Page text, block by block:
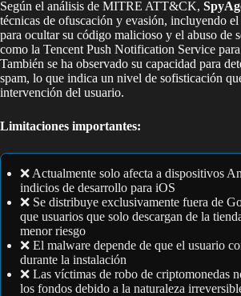
Según el análisis de MITRE ATT&CK,
técnicas de ofuscación y evasión, incluyendo el
para ocultar su código malicioso y el abuso de
como la Tencent Push Notification Service
También se ha observado su capacidad para
spam, lo que indica un nivel de sofisticación
intervención del usuario.
Limitaciones importantes:
❌ Actualmente solo afecta a dispositivos
indicios de desarrollo para iOS
❌ Se distribuye exclusivamente fuera de
que usuarios que solo descargan de la
menor riesgo
❌ El malware depende de que el usuario
durante la instalación
❌ Las víctimas de robo de criptomonedas
los fondos debido a la naturaleza